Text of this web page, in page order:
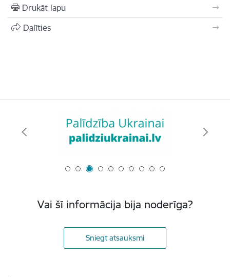
Drukāt lapu
Dalīties
Vai šī informācija bija noderīga?
Sniegt atsauksmi